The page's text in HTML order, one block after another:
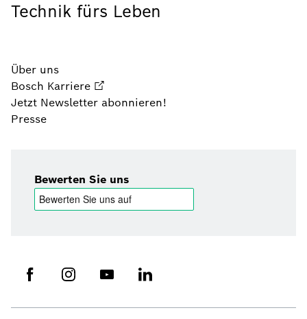
Technik fürs Leben
Über uns
Bosch Karriere
Jetzt Newsletter abonnieren!
Presse
Bewerten Sie uns